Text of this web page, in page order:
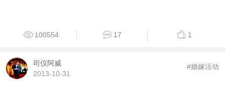
100554 17 1
司仪阿威
2013-10-31
#婚嫁活动